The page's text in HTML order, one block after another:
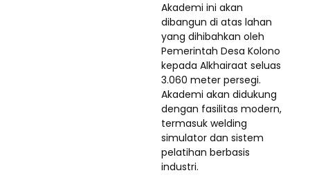
Akademi ini akan
dibangun di atas lahan
yang dihibahkan oleh
Pemerintah Desa Kolono
kepada Alkhairaat seluas
3.060 meter persegi.
Akademi akan didukung
dengan fasilitas modern,
termasuk welding
simulator dan sistem
pelatihan berbasis
industri.